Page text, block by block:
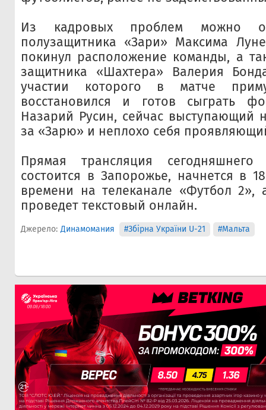
Из кадровых проблем можно
полузащитника «Зари» Максима
покинул расположение команды, а
защитника «Шахтера» Валерия
участии которого в матче
восстановился и готов сыграть
Назарий Русин, сейчас выступающий
за «Зарю» и неплохо себя
Прямая трансляция
состоится в Запорожье, начнется в
времени на телеканале «Футбол 2»,
проведет текстовый онлайн.
Джерело: Динамомания #Збірна України U-21 #Мальта